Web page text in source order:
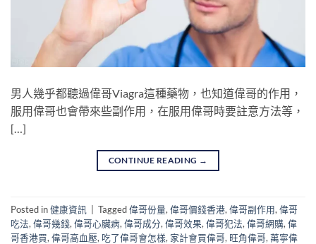
男人幾乎都聽過偉哥Viagra這種藥物，也知道偉哥的作用，
服用偉哥也會帶來些副作用，在服用偉哥時要註意方法等，
[…]
CONTINUE READING →
Posted in健康資訊 Tagged偉哥份量, 偉哥價錢香港, 偉哥副作用, 偉哥
吃法, 偉哥幾錢, 偉哥心臟病, 偉哥成分, 偉哥效果, 偉哥犯法, 偉哥網購, 偉
哥香港買, 偉哥高血壓, 吃了偉哥會怎樣, 家計會買偉哥, 旺角偉哥, 萬寧偉